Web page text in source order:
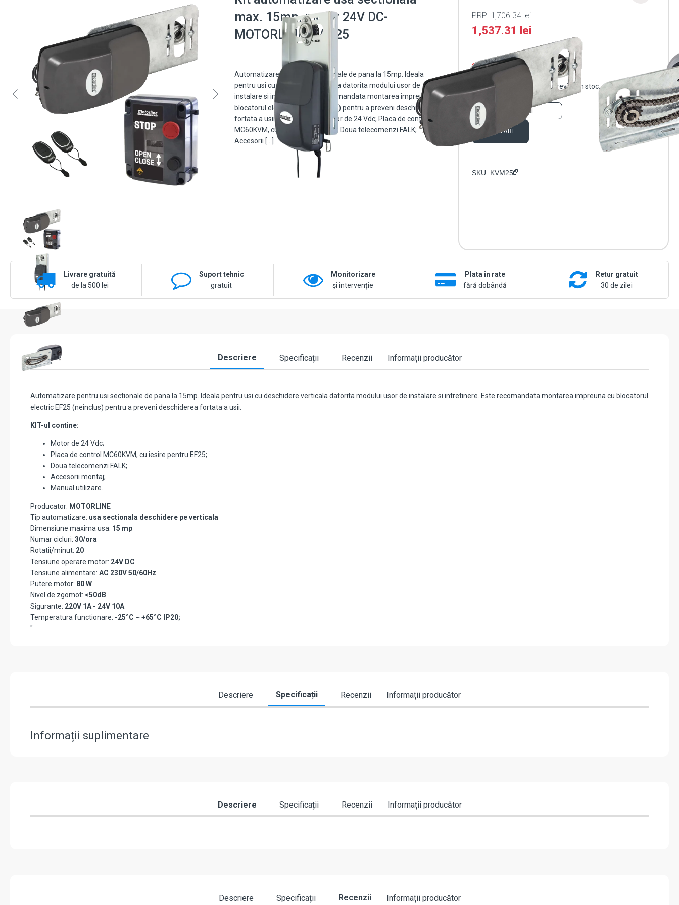
max. 15mp, motor 24V DC-
MOTORLINE KVM25
Automatizare pentru usi sectionale de pana la 15mp. Ideala
pentru usi cu deschidere verticala datorita modului usor de
instalare si intretinere. Este recomandata montarea impreuna cu
blocatorul electric EF25 (neinclus) pentru a preveni deschiderea
fortata a usii. KIT-ul contine: Motor de 24 Vdc; Placa de control
MC60KVM, cu iesire pentru EF25; Doua telecomenzi FALK;
Accesorii […]
PRP:1,706.34lei
1,537.31 lei
Stoc epuizat
Anunță-mă când produsul revine în stoc.
ABONARE
SKU: KVM25
Livrare gratuită
de la 500 lei
Suport tehnic
gratuit
Monitorizare
și intervenție
Plata în rate
fără dobândă
Retur gratuit
30 de zilei
Descriere Specificații Recenzii Informații producător
Automatizare pentru usi sectionale de pana la 15mp. Ideala pentru usi cu deschidere verticala datorita modului usor de instalare si intretinere. Este recomandata montarea impreuna cu blocatorul
electric EF25 (neinclus) pentru a preveni deschiderea fortata a usii.
KIT-ul contine:
Motor de 24 Vdc;
Placa de control MC60KVM, cu iesire pentru EF25;
Doua telecomenzi FALK;
Accesorii montaj;
Manual utilizare.
Producator: MOTORLINE
Tip automatizare: usa sectionala deschidere pe verticala
Dimensiune maxima usa: 15 mp
Numar cicluri: 30/ora
Rotatii/minut: 20
Tensiune operare motor: 24V DC
Tensiune alimentare: AC 230V 50/60Hz
Putere motor: 80 W
Nivel de zgomot: <50dB
Sigurante: 220V 1A - 24V 10A
Temperatura functionare: -25°C ~ +65°C IP20;
"
Descriere Specificații Recenzii Informații producător
Informații suplimentare
Descriere Specificații Recenzii Informații producător
Descriere Specificații Recenzii Informații producător